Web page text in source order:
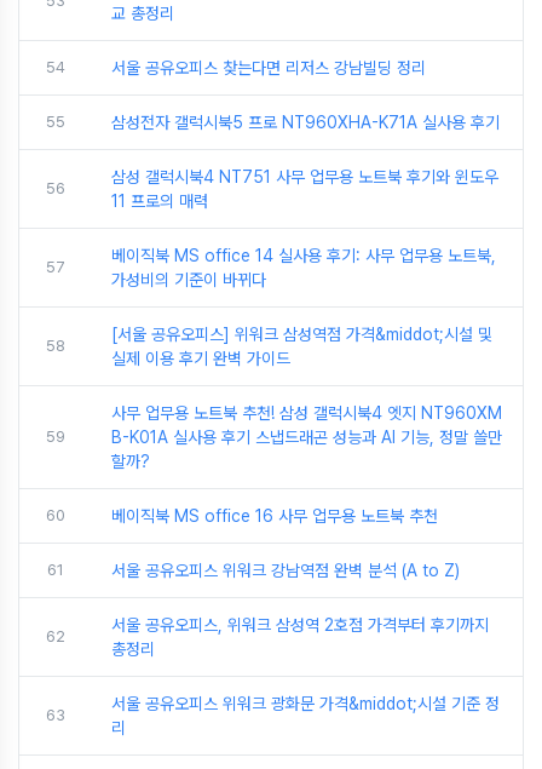
교 총정리
54 서울 공유오피스 찾는다면 리저스 강남빌딩 정리
55 삼성전자 갤럭시북5 프로 NT960XHA-K71A 실사용 후기
56
삼성 갤럭시북4 NT751 사무 업무용 노트북 후기와 윈도우
11 프로의 매력
57
베이직북 MS office 14 실사용 후기: 사무 업무용 노트북,
가성비의 기준이 바뀌다
58
[서울 공유오피스] 위워크 삼성역점 가격&middot;시설 및
실제 이용 후기 완벽 가이드
59
사무 업무용 노트북 추천! 삼성 갤럭시북4 엣지 NT960XM
B-K01A 실사용 후기 스냅드래곤 성능과 AI 기능, 정말 쓸만
할까?
60 베이직북 MS office 16 사무 업무용 노트북 추천
61 서울 공유오피스 위워크 강남역점 완벽 분석 (A to Z)
62
서울 공유오피스, 위워크 삼성역 2호점 가격부터 후기까지
총정리
63
서울 공유오피스 위워크 광화문 가격&middot;시설 기준 정
리